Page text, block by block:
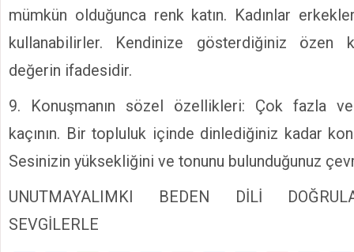
mümkün olduğunca renk katın. Kadınlar
kullanabilirler. Kendinize gösterdiğiniz özen
değerin ifadesidir.
9. Konuşmanın sözel özellikleri: Çok fazla ve
kaçının. Bir topluluk içinde dinlediğiniz kadar
Sesinizin yüksekliğini ve tonunu bulunduğunuz
UNUTMAYALIMKI BEDEN DİLİ
SEVGİLERLE